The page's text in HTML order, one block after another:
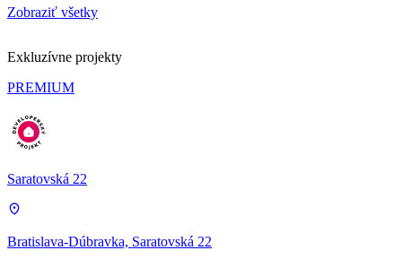
Zobraziť všetky
Exkluzívne projekty
PREMIUM
Saratovská 22
Bratislava-Dúbravka, Saratovská 22